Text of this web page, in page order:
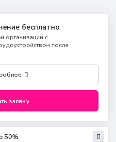
бесплатно
организации с
после
заявку
50%